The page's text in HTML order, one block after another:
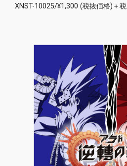
XNST-10025/¥1,300 (税抜価格)＋税